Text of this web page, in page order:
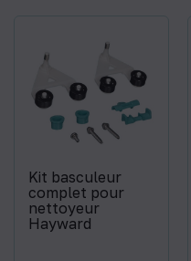
Kit basculeur
complet pour
nettoyeur
Hayward